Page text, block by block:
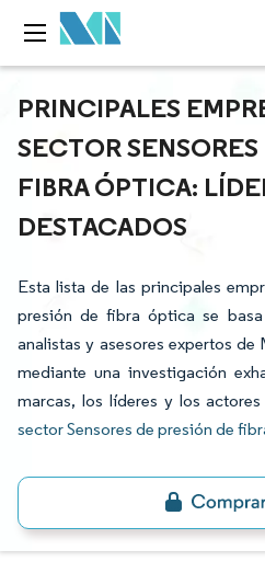
PRINCIPALES
SECTOR
FIBRA ÓPTICA:
DESTACADOS
Esta lista de las principales
presión de fibra óptica se
analistas y asesores expertos
mediante una investigación
marcas, los líderes y los
sector Sensores de presión de